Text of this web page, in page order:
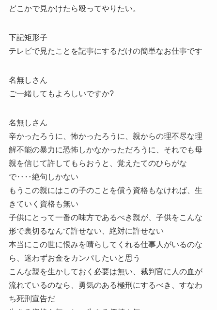
どこかで見かけたら殴ってやりたい。
下記矩形子
テレビで見たことを記事にするだけの簡単なお仕事です
名無しさん
ご一緒してもよろしいですか?
名無しさん
辛かったろうに、怖かったろうに、親からの理不尽な理
解不能の暴力に恐怖しかなかっただろうに、それでも母
親を信じて許してもらおうと、覚えたてのひらがな
で‥‥絶句しかない
もうこの親にはこの子のことを償う資格もなければ、生
きていく資格も無い
子供にとって一番の味方であるべき親が、子供をこんな
形で裏切るなんて許せない、絶対に許せない
本当にこの世に恨みを晴らしてくれる仕事人がいるのな
ら、迷わずお金をカンパしたいと思う
こんな親を生かしておく必要は無い、裁判官に人の血が
流れているのなら、勇気のある極刑にするべき、すなわ
ち死刑宣告だ